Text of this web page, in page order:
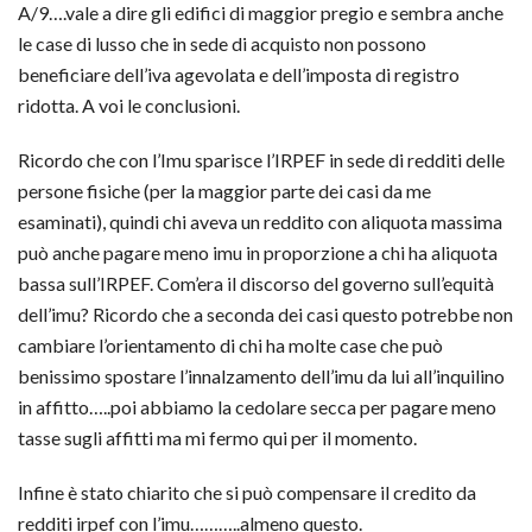
A/9….vale a dire gli edifici di maggior pregio e sembra anche
le case di lusso che in sede di acquisto non possono
beneficiare dell’iva agevolata e dell’imposta di registro
ridotta. A voi le conclusioni.
Ricordo che con l’Imu sparisce l’IRPEF in sede di redditi delle
persone fisiche (per la maggior parte dei casi da me
esaminati), quindi chi aveva un reddito con aliquota massima
può anche pagare meno imu in proporzione a chi ha aliquota
bassa sull’IRPEF. Com’era il discorso del governo sull’equità
dell’imu? Ricordo che a seconda dei casi questo potrebbe non
cambiare l’orientamento di chi ha molte case che può
benissimo spostare l’innalzamento dell’imu da lui all’inquilino
in affitto…..poi abbiamo la cedolare secca per pagare meno
tasse sugli affitti ma mi fermo qui per il momento.
Infine è stato chiarito che si può compensare il credito da
redditi irpef con l’imu………..almeno questo.